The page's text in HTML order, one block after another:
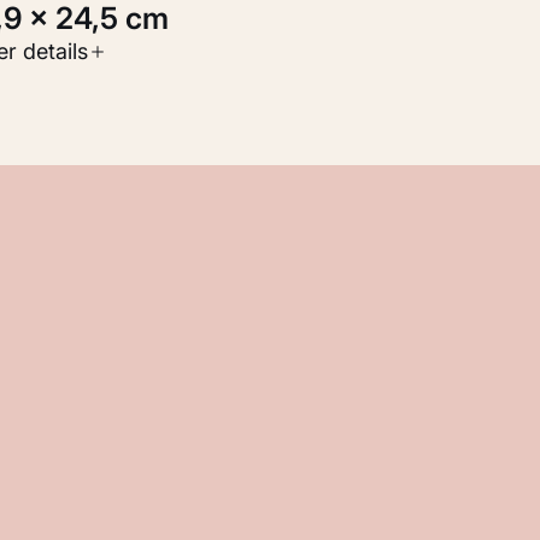
× 24,5 cm
werk
details